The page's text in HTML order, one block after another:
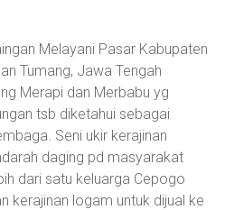
Melayani Pasar Kabupaten
Tumang, Jawa Tengah
Merapi dan Merbabu yg
tsb diketahui sebagai
Seni ukir kerajinan
daging pd masyarakat
dari satu keluarga Cepogo
kerajinan logam untuk dijual ke